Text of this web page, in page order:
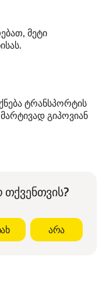
მეტი
ტრანსპორტის
გიპოვიან
არა